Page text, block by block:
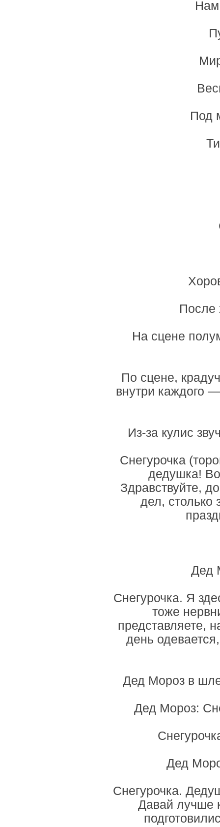
Нам
Под
После
На сцене
По сцене,
внутри каждого
Из-за кулис
Снегурочка
дедушка!
Здравствуйте,
дел,
Дед
Снегурочка. Я
тоже
представляете,
день
Дед Мороз в
Дед Мороз:
Дед
Снегурочка.
Давай лучше